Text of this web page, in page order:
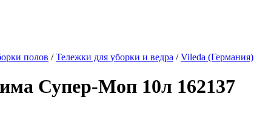
полов /Тележки для уборки и ведра /Vileda (Германия)
Супер-Моп 10л 162137